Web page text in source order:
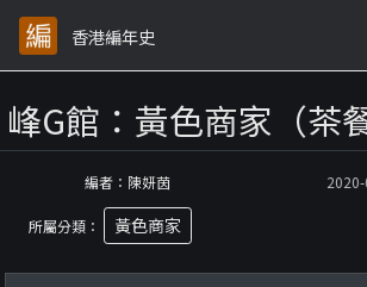
香港編年史
峰G館：黃色商家（茶
編者：陳妍茵 2020-
所屬分類： 黃色商家